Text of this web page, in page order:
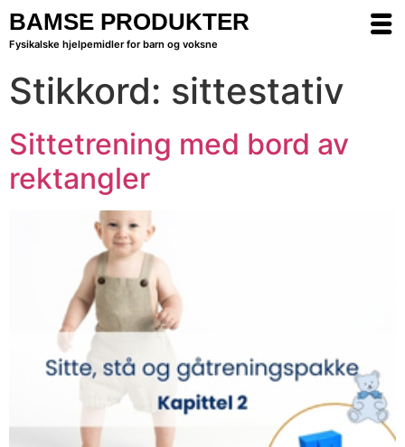
BAMSE PRODUKTER
Fysikalske hjelpemidler for barn og voksne
Stikkord: sittestativ
Sittetrening med bord av
rektangler